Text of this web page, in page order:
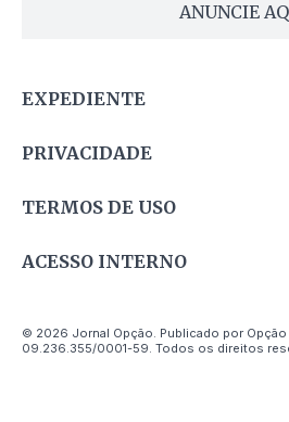
ANUNCIE
EXPEDIENTE
PRIVACIDADE
TERMOS DE USO
ACESSO INTERNO
© 2026 Jornal Opção. Publicado por Opção
09.236.355/0001-59. Todos os direitos